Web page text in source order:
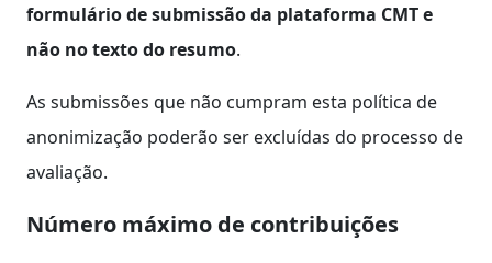
formulário de submissão da plataforma CMT e
não no texto do resumo.
As submissões que não cumpram esta política de
anonimização poderão ser excluídas do processo de
avaliação.
Número máximo de contribuições